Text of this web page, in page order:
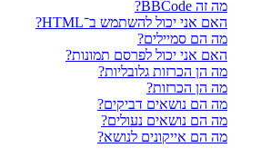
מה זה BBCode?
האם אני יכול להשתמש ב־HTML?
מה הם סמיילים?
האם אני יכול לפרסם תמונות?
מה הן הכרזות גלובליות?
מה הן הכרזות?
מה הם נושאים דביקים?
מה הם נושאים נעולים?
מה הם אייקונים לנושא?